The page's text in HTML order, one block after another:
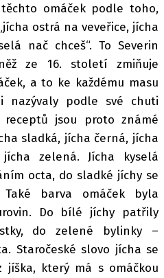
omáček podle toho,
ostrá na veveřice, jícha
nač chceš“. To Severin
ze 16. století zmiňuje
a to ke každému masu
nazývaly podle své chuti
jsou proto známé
sladká, jícha černá, jícha
zelená. Jícha kyselá
octa, do sladké jíchy se
barva omáček byla
Do bílé jíchy patřily
do zelené bylinky –
Staročeské slovo jícha se
jíška, který má s omáčkou